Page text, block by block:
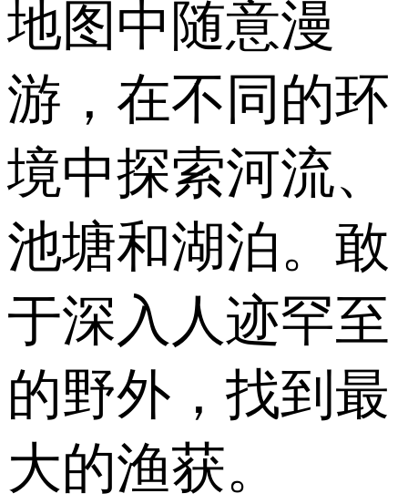
地图中随意漫
游，在不同的环
境中探索河流、
池塘和湖泊。敢
于深入人迹罕至
的野外，找到最
大的渔获。